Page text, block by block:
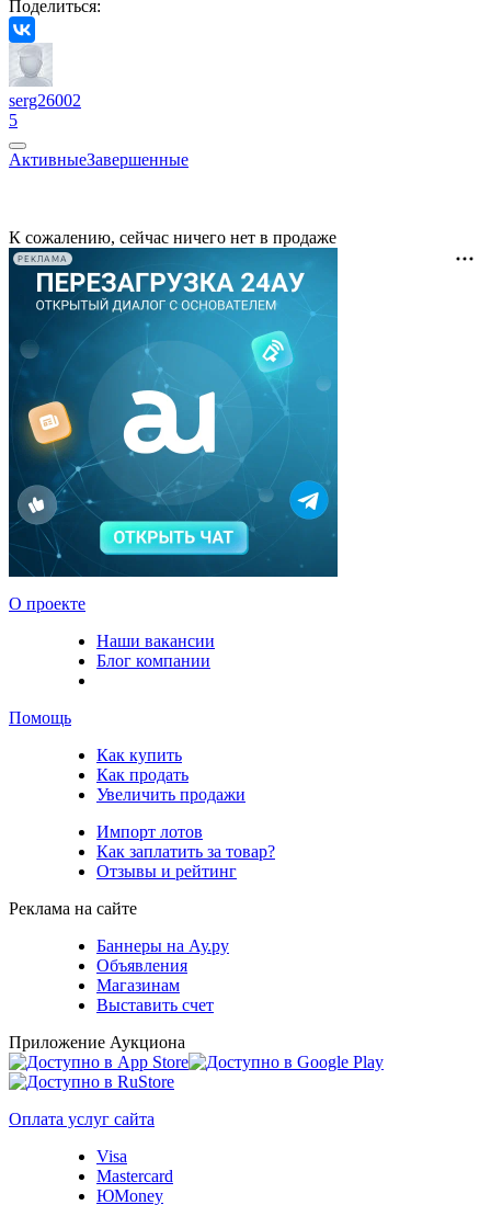
Поделиться:
serg26002
5
АктивныеЗавершенные
К сожалению, сейчас ничего нет в продаже
РЕКЛАМА
О проекте
Наши вакансии
Блог компании
Помощь
Как купить
Как продать
Увеличить продажи
Импорт лотов
Как заплатить за товар?
Отзывы и рейтинг
Реклама на сайте
Баннеры на Ау.ру
Объявления
Магазинам
Выставить счет
Приложение Аукциона
Оплата услуг сайта
Visa
Mastercard
ЮMoney